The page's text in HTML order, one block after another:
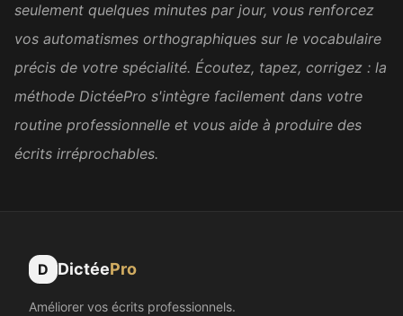
Loïc A.
Psychologue
C'est génial !!
CC
Assistante dentaire
N
Secrétaire médicale
seulement quelques minutes par jour, vous renforcez
vos automatismes orthographiques sur le vocabulaire
précis de votre spécialité. Écoutez, tapez, corrigez : la
méthode DictéePro s'intègre facilement dans votre
routine professionnelle et vous aide à produire des
écrits irréprochables.
D DictéePro
Améliorer vos écrits professionnels.